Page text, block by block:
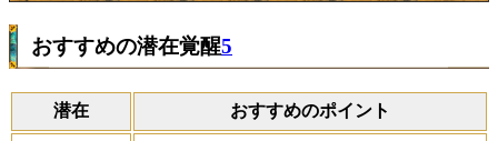
おすすめの潜在覚醒5
潜在 おすすめのポイント